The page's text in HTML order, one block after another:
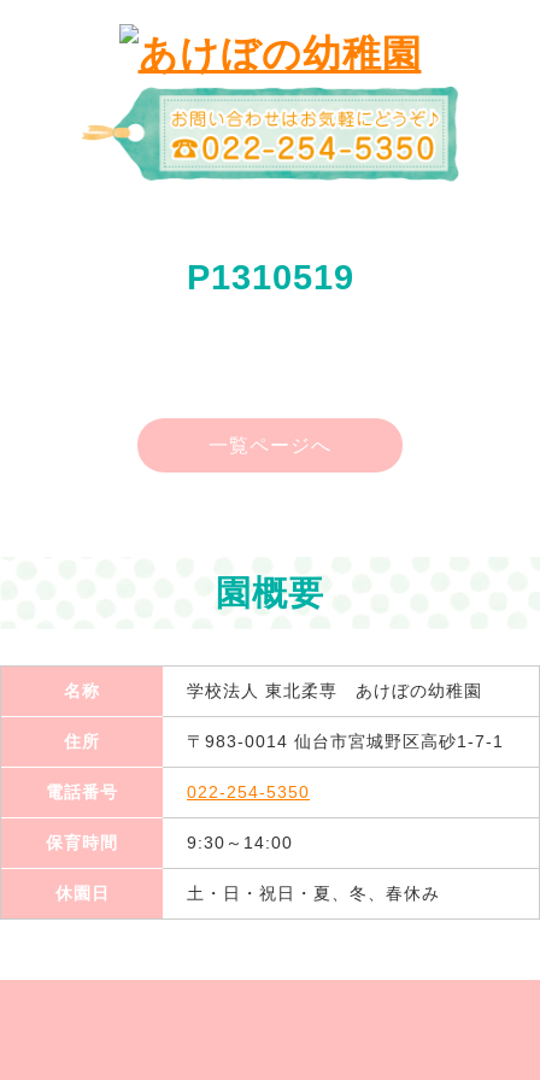
P1310519
一覧ページへ
園概要
名称 学校法人 東北柔専 あけぼの幼稚園
住所 〒983-0014 仙台市宮城野区高砂1-7-1
電話番号 022-254-5350
保育時間 9:30～14:00
休園日 土・日・祝日・夏、冬、春休み